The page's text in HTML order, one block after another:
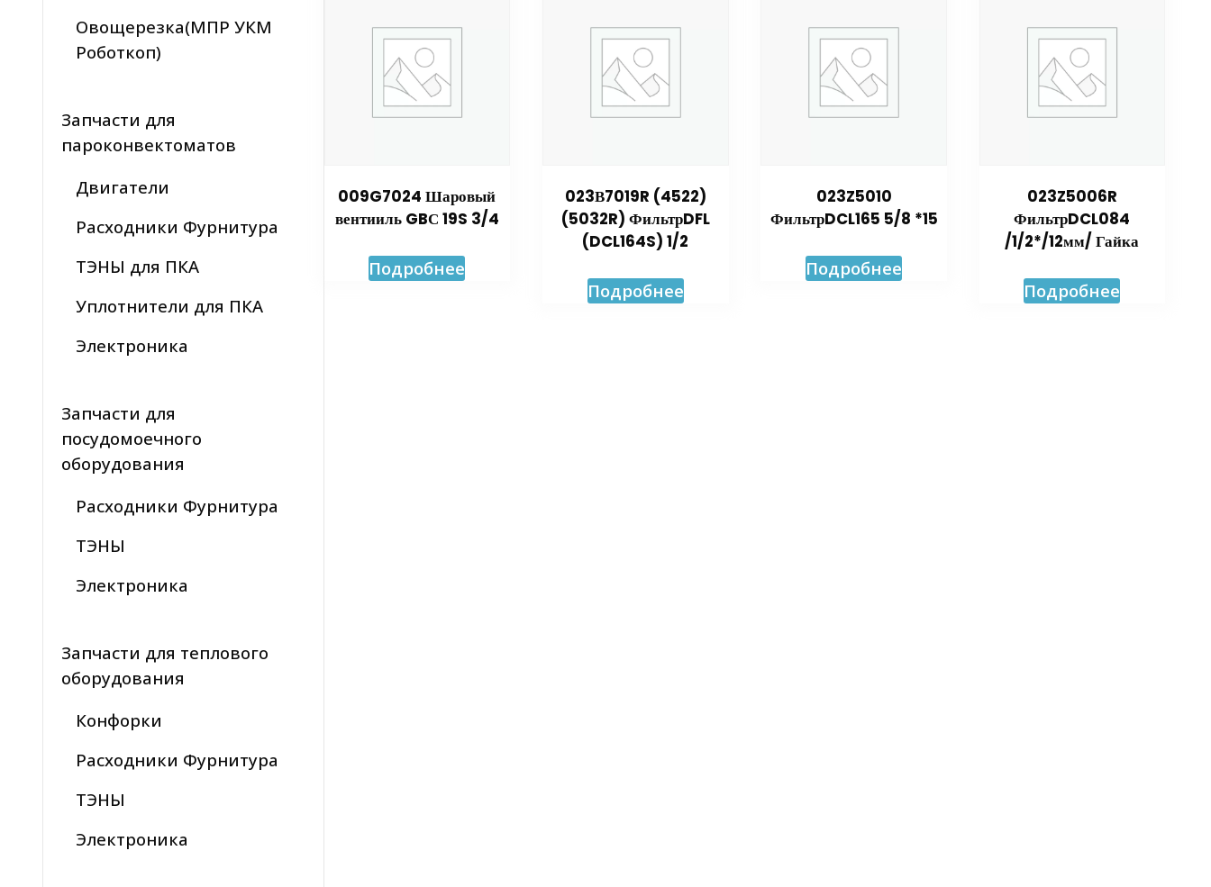
009G7024 Шаровый
вентииль GBС 19S 3/4
Подробнее
023В7019R (4522)
(5032R) ФильтрDFL
(DCL164S) 1/2
Подробнее
023Z5010
ФильтрDCL165 5/8 *15
Подробнее
023Z5006R
ФильтрDCL084
/1/2*/12мм/ Гайка
Подробнее
Овощерезка(МПР УКМ
Роботкоп)
Запчасти для
пароконвектоматов
Двигатели
Расходники Фурнитура
ТЭНЫ для ПКА
Уплотнители для ПКА
Электроника
Запчасти для
посудомоечного
оборудования
Расходники Фурнитура
ТЭНЫ
Электроника
Запчасти для теплового
оборудования
Конфорки
Расходники Фурнитура
ТЭНЫ
Электроника